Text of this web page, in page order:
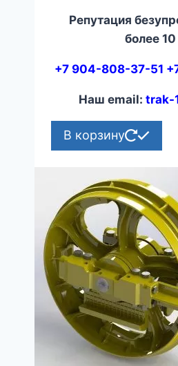
Репутация
более 10
+7 904-808-37-51
Наш email:trak-
В корзину